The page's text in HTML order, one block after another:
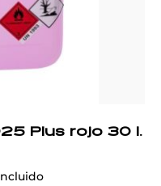
Plus rojo 30 l.